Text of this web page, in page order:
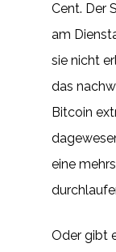
Cent. Der
am
sie nicht
das
Bitcoin
eine
Oder gibt